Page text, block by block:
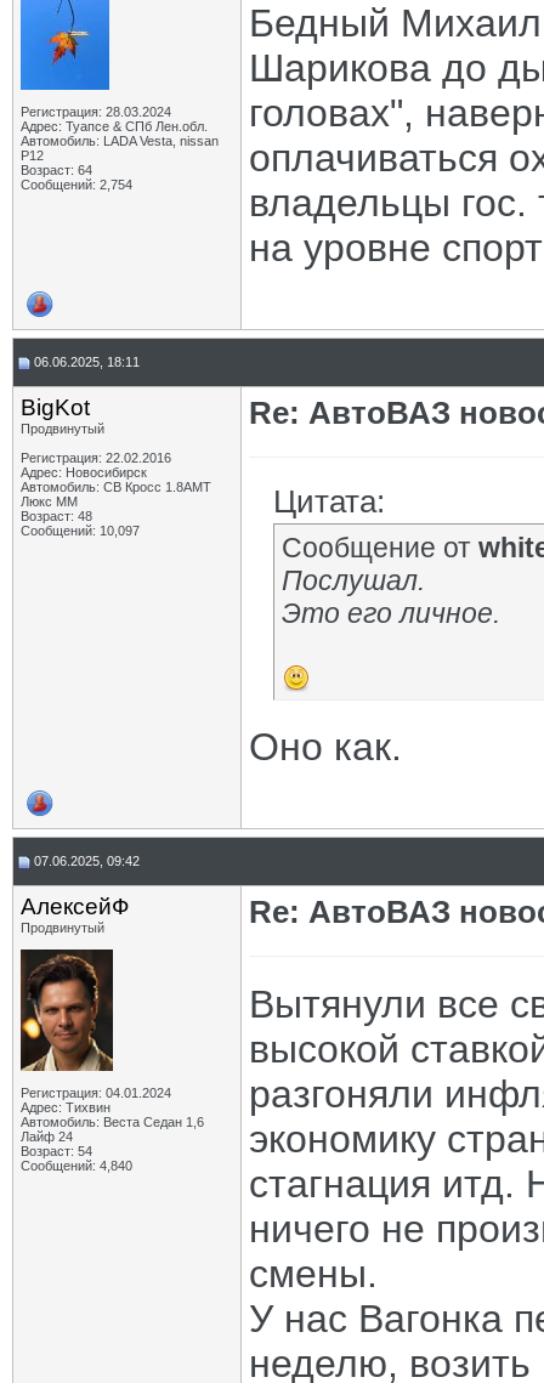
Регистрация: 28.03.2024
Адрес: Туапсе & СПб Лен.обл.
Автомобиль: LADA Vesta, nissan
P12
Возраст: 64
Сообщений: 2,754
Бедный Михаил
Шарикова до
головах",
оплачиваться
владельцы гос.
на уровне
06.06.2025, 18:11
BigKot
Продвинутый
Регистрация: 22.02.2016
Адрес: Новосибирск
Автомобиль: СВ Кросс 1.8АМТ
Люкс ММ
Возраст: 48
Сообщений: 10,097
Re: АвтоВАЗ
Цитата:
Сообщение от
Послушал.
Это его личное.
Оно как.
07.06.2025, 09:42
АлексейФ
Продвинутый
Регистрация: 04.01.2024
Адрес: Тихвин
Автомобиль: Веста Седан 1,6
Лайф 24
Возраст: 54
Сообщений: 4,840
Re: АвтоВАЗ
Вытянули все
высокой
разгоняли
экономику
стагнация итд.
ничего не
смены.
У нас Вагонка
неделю,